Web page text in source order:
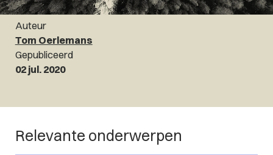
Auteur
Tom Oerlemans
Gepubliceerd
02 jul. 2020
Relevante onderwerpen